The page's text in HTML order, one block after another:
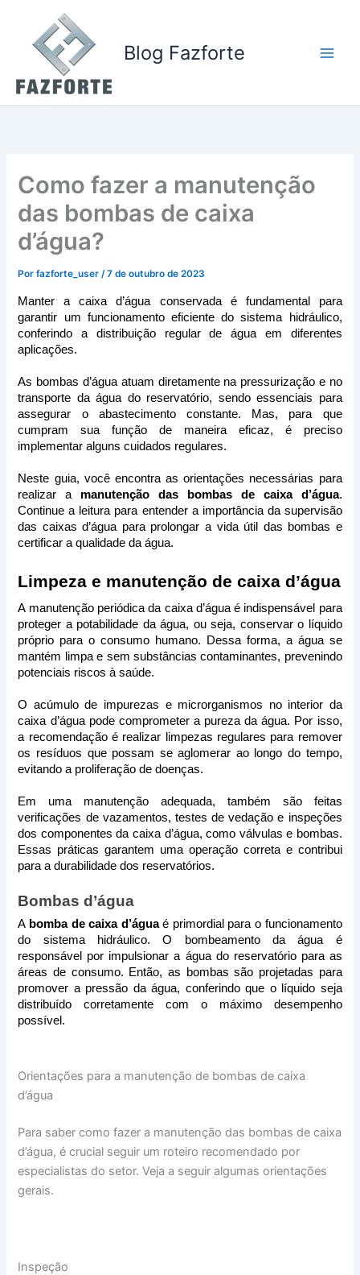
conteúdo
Blog Fazforte
Como fazer a manutenção
das bombas de caixa
d’água?
Porfazforte_user/7 de outubro de 2023
Manter a caixa d’água conservada é fundamental para
garantir um funcionamento eficiente do sistema hidráulico,
conferindo a distribuição regular de água em diferentes
aplicações.
As bombas d’água atuam diretamente na pressurização e no
transporte da água do reservatório, sendo essenciais para
assegurar o abastecimento constante. Mas, para que
cumpram sua função de maneira eficaz, é preciso
implementar alguns cuidados regulares.
Neste guia, você encontra as orientações necessárias para
realizar a manutenção das bombas de caixa d’água.
Continue a leitura para entender a importância da supervisão
das caixas d’água para prolongar a vida útil das bombas e
certificar a qualidade da água.
Limpeza e manutenção de caixa d’água
A manutenção periódica da caixa d’água é indispensável para
proteger a potabilidade da água, ou seja, conservar o líquido
próprio para o consumo humano. Dessa forma, a água se
mantém limpa e sem substâncias contaminantes, prevenindo
potenciais riscos à saúde.
O acúmulo de impurezas e microrganismos no interior da
caixa d’água pode comprometer a pureza da água. Por isso,
a recomendação é realizar limpezas regulares para remover
os resíduos que possam se aglomerar ao longo do tempo,
evitando a proliferação de doenças.
Em uma manutenção adequada, também são feitas
verificações de vazamentos, testes de vedação e inspeções
dos componentes da caixa d’água, como válvulas e bombas.
Essas práticas garantem uma operação correta e contribui
para a durabilidade dos reservatórios.
Bombas d’água
A bomba de caixa d’água é primordial para o funcionamento
do sistema hidráulico. O bombeamento da água é
responsável por impulsionar a água do reservatório para as
áreas de consumo. Então, as bombas são projetadas para
promover a pressão da água, conferindo que o líquido seja
distribuído corretamente com o máximo desempenho
possível.
Orientações para a manutenção de bombas de caixa
d’água
Para saber como fazer a manutenção das bombas de caixa
d’água, é crucial seguir um roteiro recomendado por
especialistas do setor. Veja a seguir algumas orientações
gerais.
Inspeção